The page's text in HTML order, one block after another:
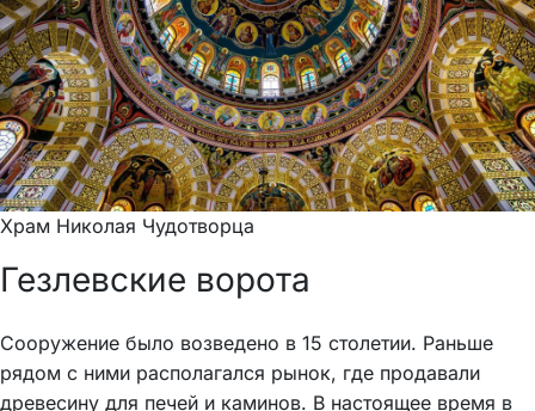
Храм Николая Чудотворца
Гезлевские ворота
Сооружение было возведено в 15 столетии. Раньше
рядом с ними располагался рынок, где продавали
древесину для печей и каминов. В настоящее время в